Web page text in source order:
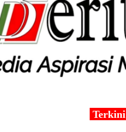
Terkini